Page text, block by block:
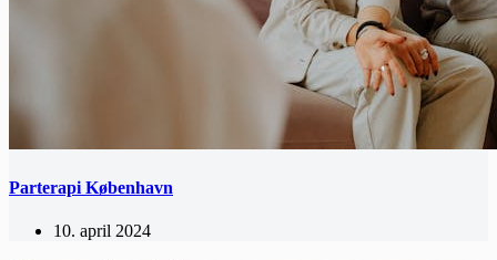
Parterapi København
10. april 2024